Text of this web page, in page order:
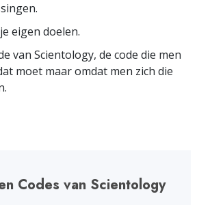
eigen doelen.
van Scientology, de code die men
moet maar omdat men zich die
Codes van Scientology